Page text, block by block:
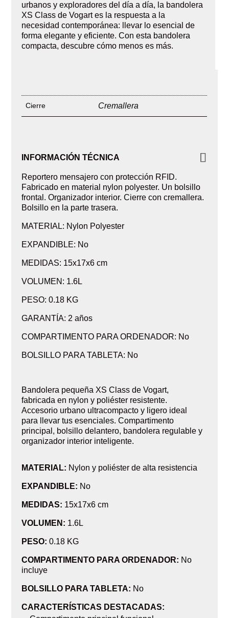
urbanos y exploradores del día a día, la bandolera
XS Class de Vogart es la respuesta a la
necesidad contemporánea: llevar lo esencial de
forma elegante y eficiente. Con esta bandolera
compacta, descubre cómo menos es más.
Cierre Cremallera
INFORMACIÓN TÉCNICA
Reportero mensajero con protección RFID.
Fabricado en material nylon polyester. Un bolsillo
frontal. Organizador interior. Cierre con cremallera.
Bolsillo en la parte trasera.
MATERIAL: Nylon Polyester
EXPANDIBLE: No
MEDIDAS: 15x17x6 cm
VOLUMEN: 1.6L
PESO: 0.18 KG
GARANTÍA: 2 años
COMPARTIMENTO PARA ORDENADOR: No
BOLSILLO PARA TABLETA: No
Bandolera pequeña XS Class de Vogart,
fabricada en nylon y poliéster resistente.
Accesorio urbano ultracompacto y ligero ideal
para llevar tus esenciales. Compartimento
principal, bolsillo delantero, bandolera regulable y
organizador interior inteligente.
MATERIAL: Nylon y poliéster de alta resistencia
EXPANDIBLE: No
MEDIDAS: 15x17x6 cm
VOLUMEN: 1.6L
PESO:0.18 KG
COMPARTIMENTO PARA ORDENADOR: No
incluye
BOLSILLO PARA TABLETA: No
CARACTERÍSTICAS DESTACADAS: